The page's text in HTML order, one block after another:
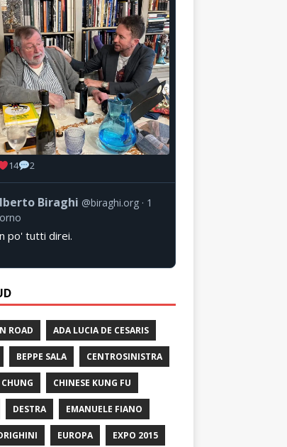
14 2
Biraghi @biraghi.org
1
po' tutti direi.
ROAD ADA LUCIA DE CESARIS
BEPPE SALA CENTROSINISTRA
CHINESE KUNG FU
DESTRA EMANUELE FIANO
EUROPA EXPO 2015